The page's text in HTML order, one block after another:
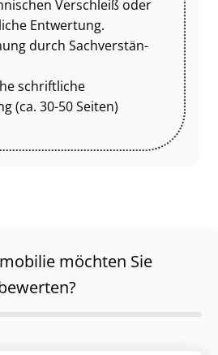
Verschleiß oder
Entwertung.
durch Sach­ver­stän­
schriftliche
(ca. 30-50 Seiten)
möchten Sie